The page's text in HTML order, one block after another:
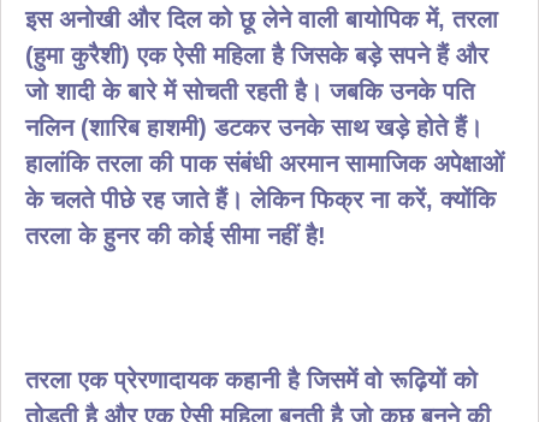
इस अनोखी और दिल को छू लेने वाली बायोपिक में, तरला
(हुमा कुरैशी) एक ऐसी महिला है जिसके बड़े सपने हैं और
जो शादी के बारे में सोचती रहती है। जबकि उनके पति
नलिन (शारिब हाशमी) डटकर उनके साथ खड़े होते हैं।
हालांकि तरला की पाक संबंधी अरमान सामाजिक अपेक्षाओं
के चलते पीछे रह जाते हैं। लेकिन फिक्र ना करें, क्योंकि
तरला के हुनर की कोई सीमा नहीं है!
तरला एक प्रेरणादायक कहानी है जिसमें वो रूढ़ियों को
तोड़ती है और एक ऐसी महिला बनती है जो कुछ बनने की